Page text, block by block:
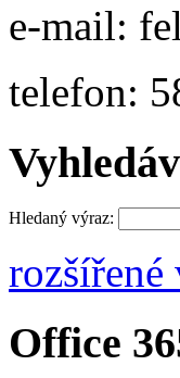
e-mail:
telefon:
Hledaný výraz:
rozšířené
Office